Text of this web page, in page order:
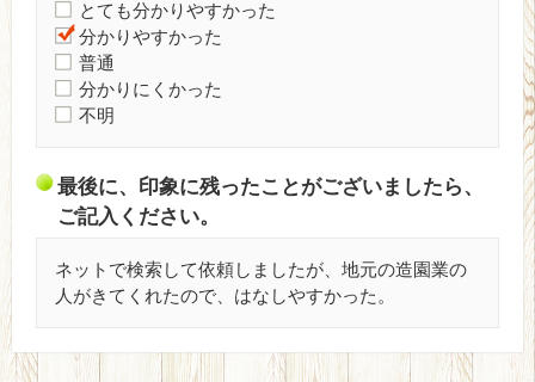
とても分かりやすかった
分かりやすかった
普通
分かりにくかった
不明
最後に、印象に残ったことがございましたら、
ご記入ください。
ネットで検索して依頼しましたが、地元の造園業の
人がきてくれたので、はなしやすかった。